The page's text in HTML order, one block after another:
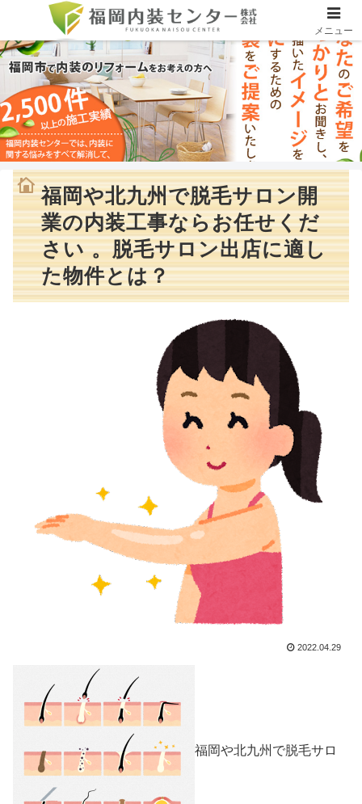
福岡や北九州で脱毛サロン開
業の内装工事ならお任せくだ
さい 。脱毛サロン出店に適し
た物件とは？
2022.04.29
福岡や北九州で脱毛サロ
メニュー